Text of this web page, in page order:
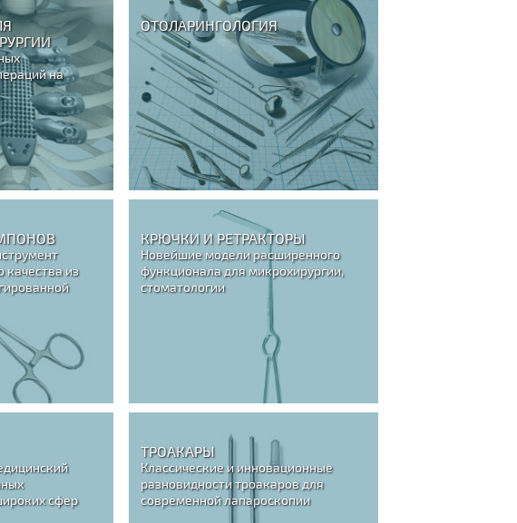
на
ОТОЛАРИНГОЛОГИЯ
качества из
КРЮЧКИ И РЕТРАКТОРЫ
Новейшие модели расширенного
функционала для микрохирургии,
стоматологии
сфер
ТРОАКАРЫ
Классические и инновационные
разновидности троакаров для
современной лапароскопии